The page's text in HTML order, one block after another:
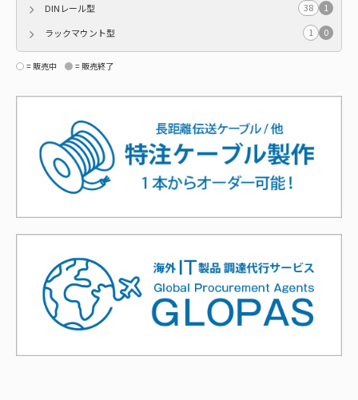
DINレール型
38
1
ラックマウント型
1 0
= 販売中 = 販売終了